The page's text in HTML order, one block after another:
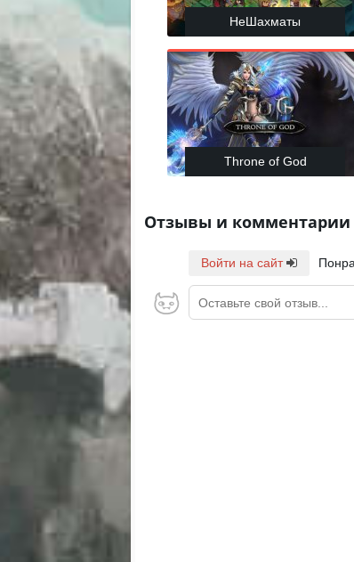
НеШахматы
Throne of God
Отзывы и комментарии
Войти на сайт
Оставьте свой отзыв...